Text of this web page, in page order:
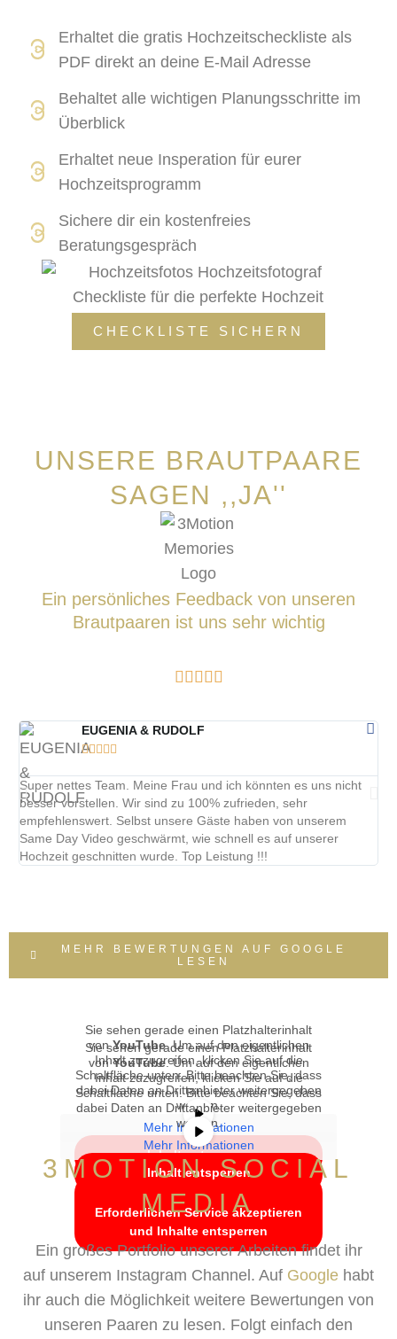
Erhaltet die gratis Hochzeitscheckliste als
PDF direkt an deine E-Mail Adresse
Behaltet alle wichtigen Planungsschritte im
Überblick
Erhaltet neue Insperation für eurer
Hochzeitsprogramm
Sichere dir ein kostenfreies
Beratungsgespräch
CHECKLISTE SICHERN
UNSERE BRAUTPAARE
SAGEN ,,JA''
Ein persönliches Feedback von unseren
Brautpaaren ist uns sehr wichtig

EUGENIA & RUDOLF

Super nettes Team. Meine Frau und ich könnten es uns nicht
besser vorstellen. Wir sind zu 100% zufrieden, sehr
empfehlenswert. Selbst unsere Gäste haben von unserem
Same Day Video geschwärmt, wie schnell es auf unserer
Hochzeit geschnitten wurde. Top Leistung !!!
MEHR BEWERTUNGEN AUF GOOGLE
LESEN
Sie sehen gerade einen Platzhalterinhalt
vonYouTube. Um auf den eigentlichen
Inhalt zuzugreifen, klicken Sie auf die
Schaltfläche unten. Bitte beachten Sie, dass
dabei Daten an Drittanbieter weitergegeben
werden.
Mehr Informationen
Inhalt entsperren
Erforderlichen Service akzeptieren
und Inhalte entsperren
Sie sehen gerade einen Platzhalterinhalt
vonYouTube. Um auf den eigentlichen
Inhalt zuzugreifen, klicken Sie auf die
Schaltfläche unten. Bitte beachten Sie, dass
dabei Daten an Drittanbieter weitergegeben
werden.
Mehr Informationen
Inhalt entsperren
Erforderlichen Service akzeptieren
und Inhalte entsperren
3MOTION SOCIAL
MEDIA
Ein großes Portfolio unserer Arbeiten findet ihr
auf unserem Instagram Channel. Auf Google habt
ihr auch die Möglichkeit weitere Bewertungen von
unseren Paaren zu lesen. Folgt einfach den